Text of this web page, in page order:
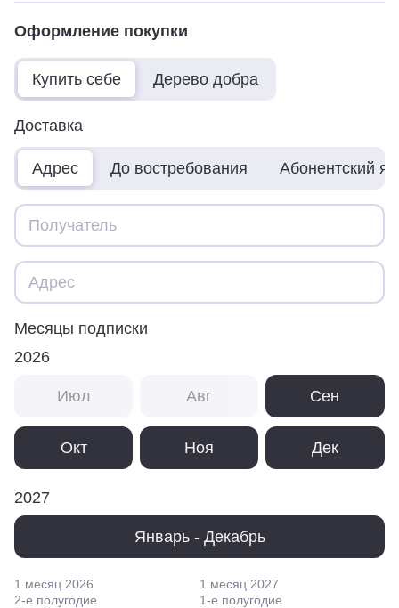
Оформление покупки
Купить себе Дерево добра
Доставка
Адрес До востребования Абонентский
Месяцы подписки
2026
Июл Авг Сен
Окт Ноя Дек
2027
Январь - Декабрь
1 месяц 2026
2-е полугодие
1 месяц 2027
1-е полугодие